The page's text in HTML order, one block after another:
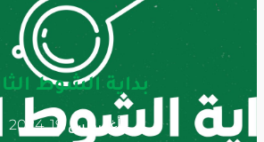
بداية الشوط
أغسطس 19, 2024